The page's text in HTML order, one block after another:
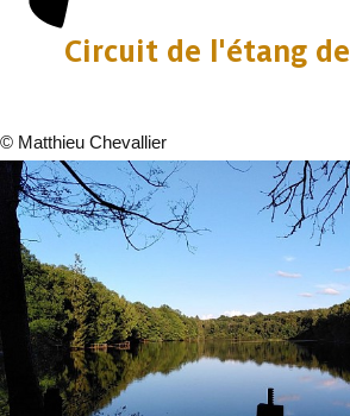
Circuit de l'étang
© Matthieu Chevallier